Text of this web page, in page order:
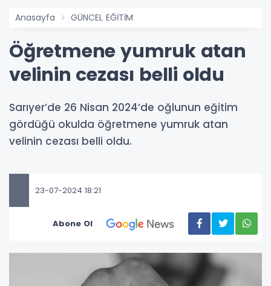
Anasayfa GÜNCEL EĞİTİM
Öğretmene yumruk atan
velinin cezası belli oldu
Sarıyer’de 26 Nisan 2024’de oğlunun eğitim
gördüğü okulda öğretmene yumruk atan
velinin cezası belli oldu.
23-07-2024 18:21
Abone Ol